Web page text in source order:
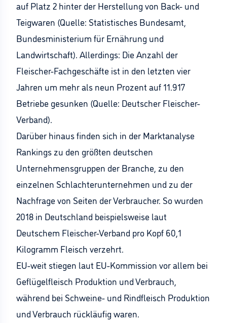
auf Platz 2 hinter der Herstellung von Back- und
Teigwaren (Quelle: Statistisches Bundesamt,
Bundesministerium für Ernährung und
Landwirtschaft). Allerdings: Die Anzahl der
Fleischer-Fachgeschäfte ist in den letzten vier
Jahren um mehr als neun Prozent auf 11.917
Betriebe gesunken (Quelle: Deutscher Fleischer-
Verband).
Darüber hinaus finden sich in der Marktanalyse
Rankings zu den größten deutschen
Unternehmensgruppen der Branche, zu den
einzelnen Schlachterunternehmen und zu der
Nachfrage von Seiten der Verbraucher. So wurden
2018 in Deutschland beispielsweise laut
Deutschem Fleischer-Verband pro Kopf 60,1
Kilogramm Fleisch verzehrt.
EU-weit stiegen laut EU-Kommission vor allem bei
Geflügelfleisch Produktion und Verbrauch,
während bei Schweine- und Rindfleisch Produktion
und Verbrauch rückläufig waren.